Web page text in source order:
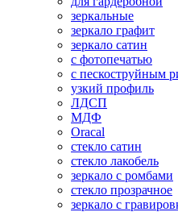
зеркальные
зеркало графит
зеркало сатин
с фотопечатью
с пескоструйным
узкий профиль
ЛДСП
МДФ
Oracal
стекло сатин
стекло лакобель
зеркало с ромбами
стекло прозрачное
зеркало с